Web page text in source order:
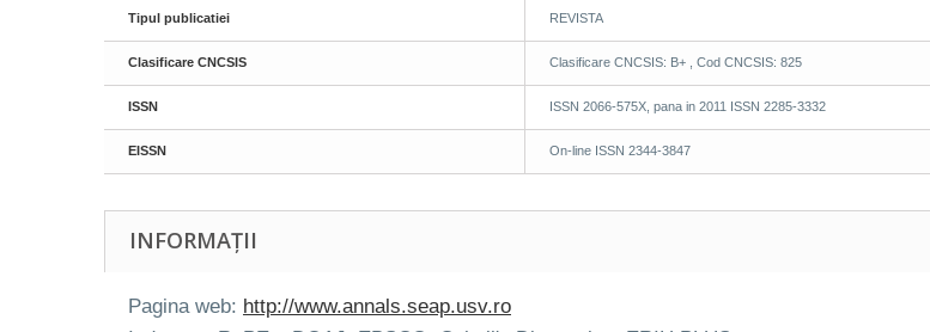
Tipul publicatiei REVISTA
Clasificare CNCSIS Clasificare CNCSIS: B+ , Cod CNCSIS: 825
ISSN ISSN 2066-575X, pana in 2011 ISSN 2285-3332
EISSN On-line ISSN 2344-3847
INFORMAȚII
Pagina web: http://www.annals.seap.usv.ro